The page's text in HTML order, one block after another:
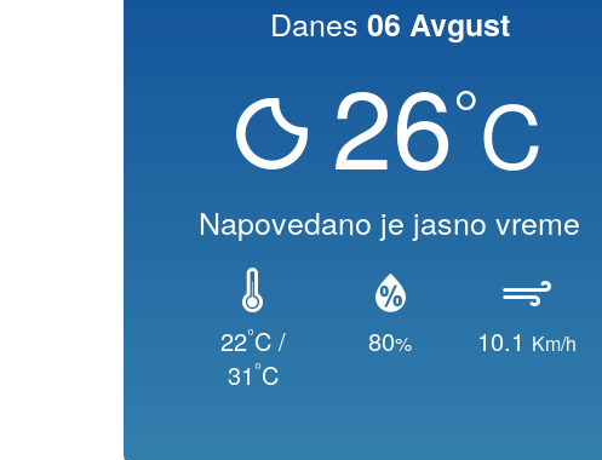
Danes 06 Avgust
26°C
Napovedano je jasno vreme
22°C /
31°C
80% 10.1 Km/h